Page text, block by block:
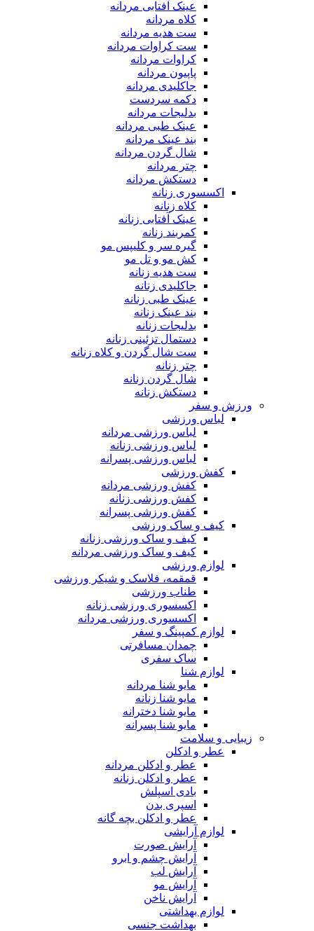
عینک آفتابی مردانه
کلاه مردانه
ست هدیه مردانه
ست کراوات مردانه
کراوات مردانه
پاپیون مردانه
جاکلیدی مردانه
دکمه سردست
بدلیجات مردانه
عینک طبی مردانه
بند عینک مردانه
شال گردن مردانه
چتر مردانه
دستکش مردانه
اکسسوری زنانه
کلاه زنانه
عینک آفتابی زنانه
کمربند زنانه
گیره سر و کلیپس مو
کش مو و تل مو
ست هدیه زنانه
جاکلیدی زنانه
عینک طبی زنانه
بند عینک زنانه
بدلیجات زنانه
دستمال تزئینی زنانه
ست شال گردن و کلاه زنانه
چتر زنانه
شال گردن زنانه
دستکش زنانه
ورزش و سفر
لباس ورزشی
لباس ورزشی مردانه
لباس ورزشی زنانه
لباس ورزشی پسرانه
کفش ورزشی
کفش ورزشی مردانه
کفش ورزشی زنانه
کفش ورزشی پسرانه
کیف و ساک ورزشی
کیف و ساک ورزشی زنانه
کیف و ساک ورزشی مردانه
لوازم ورزشی
قمقمه، فلاسک و شیکر ورزشی
طناب ورزشی
اکسسوری ورزشی زنانه
اکسسوری ورزشی مردانه
لوازم کمپینگ و سفر
چمدان مسافرتی
ساک سفری
لوازم شنا
مایو شنا مردانه
مایو شنا زنانه
مایو شنا دخترانه
مایو شنا پسرانه
زیبایی و سلامت
عطر و ادکلن
عطر و ادکلن مردانه
عطر و ادکلن زنانه
بادی اسپلش
اسپری بدن
عطر و ادکلن بچه گانه
لوازم آرایشی
آرایش صورت
آرایش چشم و ابرو
آرایش لب
آرایش مو
آرایش ناخن
لوازم بهداشتی
بهداشت جنسی